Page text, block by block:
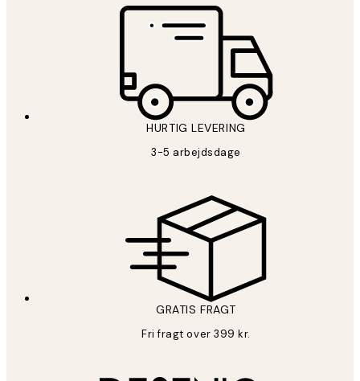
HURTIG LEVERING
3-5 arbejdsdage
GRATIS FRAGT
Fri fragt over 399 kr.